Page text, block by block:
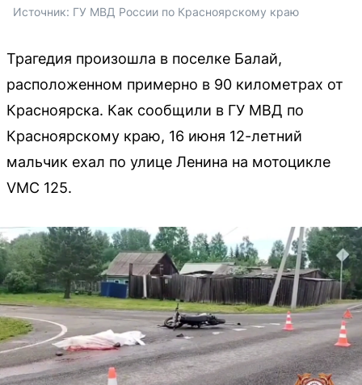
Источник: ГУ МВД России по Красноярскому краю
Трагедия произошла в поселке Балай,
расположенном примерно в 90 километрах от
Красноярска. Как сообщили в ГУ МВД по
Красноярскому краю, 16 июня 12-летний
мальчик ехал по улице Ленина на мотоцикле
VMC 125.